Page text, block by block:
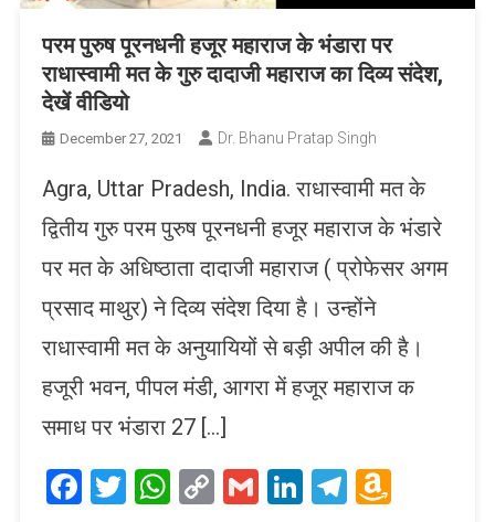
परम पुरुष पूरनधनी हजूर महाराज के भंडारा पर
राधास्वामी मत के गुरु दादाजी महाराज का दिव्य संदेश,
देखें वीडियो
December 27, 2021 Dr. Bhanu Pratap Singh
Agra, Uttar Pradesh, India. राधास्वामी मत के
द्वितीय गुरु परम पुरुष पूरनधनी हजूर महाराज के भंडारे
पर मत के अधिष्ठाता दादाजी महाराज ( प्रोफेसर अगम
प्रसाद माथुर) ने दिव्य संदेश दिया है। उन्होंने
राधास्वामी मत के अनुयायियों से बड़ी अपील की है।
हजूरी भवन, पीपल मंडी, आगरा में हजूर महाराज क
समाध पर भंडारा 27 […]
Facebook
Twitter
WhatsApp
CopyGmailLinkedIn
Telegram